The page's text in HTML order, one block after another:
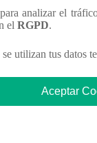
analizar el
el RGPD.
utilizan tus datos
Aceptar